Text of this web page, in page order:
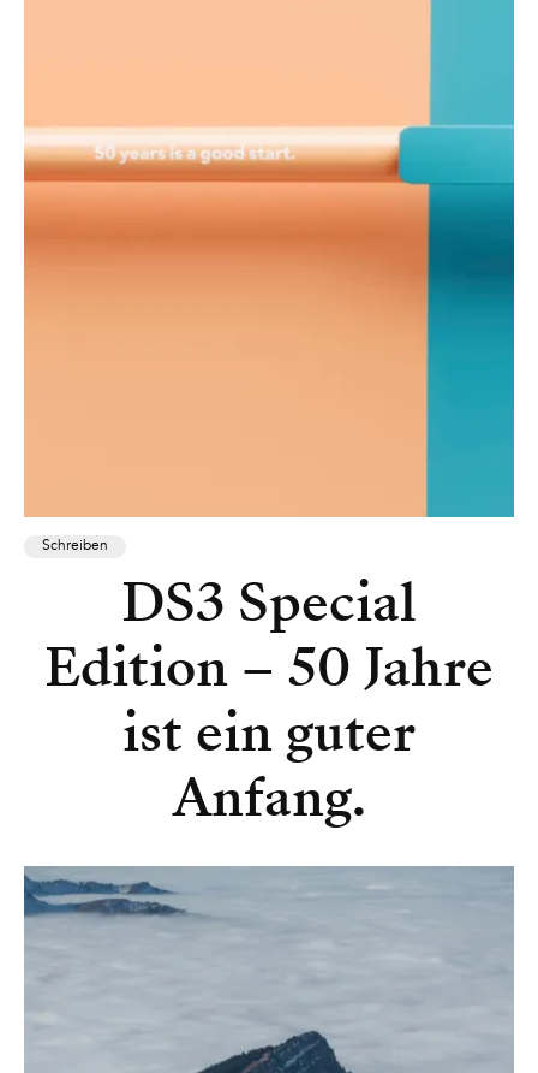
Schreiben
DS3 Special
Edition – 50 Jahre
ist ein guter
Anfang.